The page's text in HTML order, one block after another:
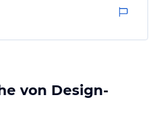
den Patrone…
von Design-